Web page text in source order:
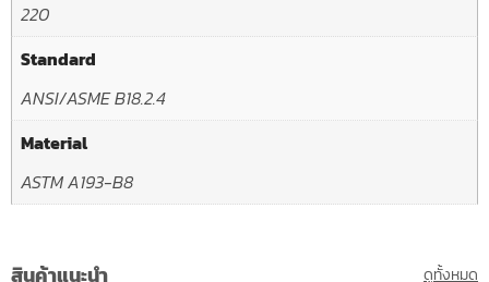
220
Standard
ANSI/ASME B18.2.4
Material
ASTM A193-B8
สินค้าแนะนำ ดูทั้งหมด